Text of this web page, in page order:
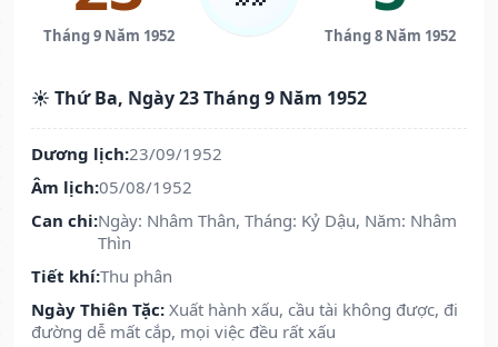
Tháng 9 Năm 1952 Tháng 8 Năm 1952
☀️ Thứ Ba, Ngày 23 Tháng 9 Năm 1952
Dương lịch:23/09/1952
Âm lịch:05/08/1952
Can chi:Ngày: Nhâm Thân, Tháng: Kỷ Dậu, Năm: Nhâm
Thìn
Tiết khí:Thu phân
Ngày Thiên Tặc: Xuất hành xấu, cầu tài không được, đi
đường dễ mất cắp, mọi việc đều rất xấu